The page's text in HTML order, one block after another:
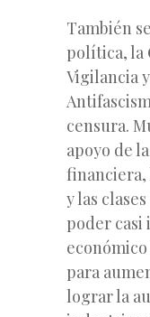
También
política, la
Vigilancia
censura.
apoyo de
financiera,
y las
poder
para
lograr la